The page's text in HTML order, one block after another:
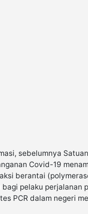
sebelumnya
Covid-19
berantai
bagi pelaku perjalanan
PCR dalam negeri